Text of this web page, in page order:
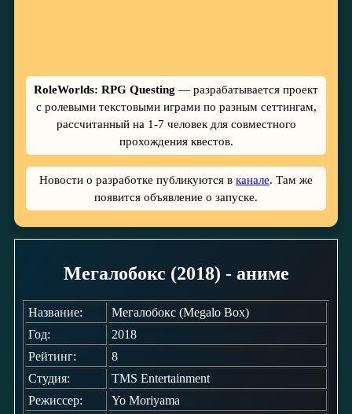
RoleWorlds: RPG Questing — разрабатывается проект
с ролевыми текстовыми играми по разным сеттингам,
рассчитанный на 1-7 человек для совместного
прохождения квестов.
Новости о разработке публикуются в канале. Там же
появится объявление о запуске.
Мегалобокс (2018) - аниме
Название:
Мегалобокс (Megalo Box)
Год:
2018
Рейтинг:
8
Студия:
TMS Entertainment
Режиссер:
Yo Moriyama